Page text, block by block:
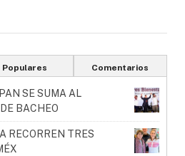
Populares Comentarios
SE SUMA AL
BACHEO
RECORREN TRES